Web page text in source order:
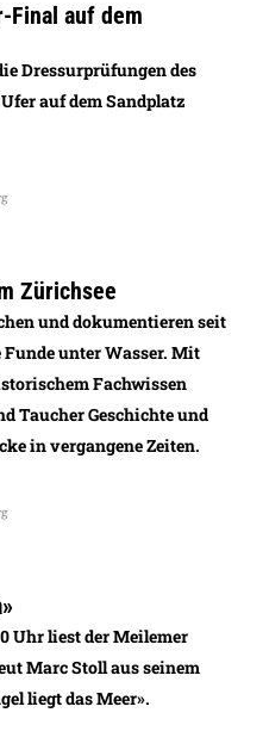
Final auf dem
Dressurprüfungen des
auf dem Sandplatz
Zürichsee
und dokumentieren seit
unter Wasser. Mit
Fachwissen
Taucher Geschichte und
in vergangene Zeiten.
Uhr liest der Meilemer
Marc Stoll aus seinem
liegt das Meer».